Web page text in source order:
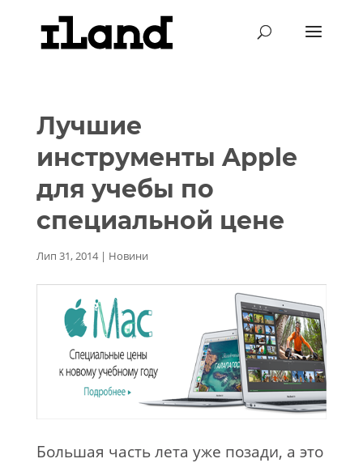
Лучшие
инструменты Apple
для учебы по
специальной цене
Лип 31, 2014| Новини
Большая часть лета уже позади, а это